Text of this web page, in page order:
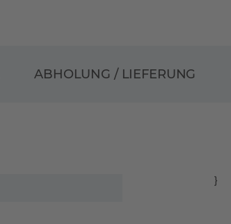
}
ABHOLUNG / LIEFERUNG